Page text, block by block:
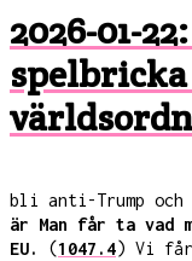
2026-01-
bli anti-Trump och
är Man får ta vad
EU.
(1047.4) Vi